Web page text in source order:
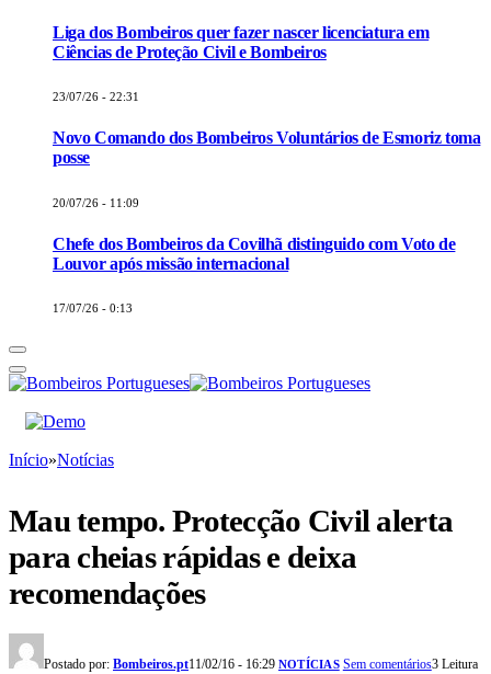
Liga dos Bombeiros quer fazer nascer licenciatura em
Ciências de Proteção Civil e Bombeiros
23/07/26 - 22:31
Novo Comando dos Bombeiros Voluntários de Esmoriz toma
posse
20/07/26 - 11:09
Chefe dos Bombeiros da Covilhã distinguido com Voto de
Louvor após missão internacional
17/07/26 - 0:13
Início»Notícias
Mau tempo. Protecção Civil alerta
para cheias rápidas e deixa
recomendações
Postado por: Bombeiros.pt11/02/16 - 16:29 NOTÍCIAS Sem comentários3 Leitura